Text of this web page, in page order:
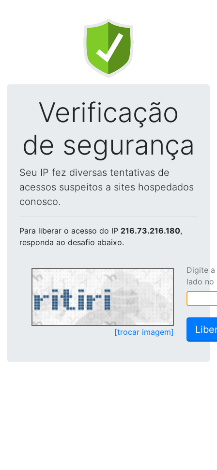
Verificação
de segurança
Seu IP fez diversas tentativas de
acessos suspeitos a sites hospedados
conosco.
Para liberar o acesso do IP 216.73.216.180,
responda ao desafio abaixo.
[trocar imagem]
Digite
lado no